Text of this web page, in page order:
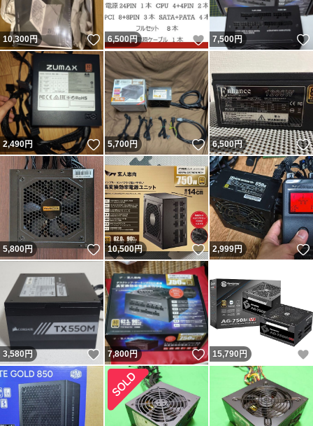
10,300円 いいね！
6,500 円 いいね！
7,500円
2,490円 いいね！
5,700円 いいね！
6,500円
5,800円 いいね！
10,500円 いいね！
2,999円
3,580円 いいね！
7,800円 いいね！
15,790 円